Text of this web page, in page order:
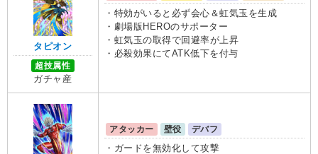
タピオン
超技属性
ガチャ産
・特効がいると必ず会心＆虹気玉を生成
・劇場版HEROのサポーター
・虹気玉の取得で回避率が上昇
・必殺効果にてATK低下を付与
アタッカー 壁役
デバフ
・ガードを無効化して攻撃